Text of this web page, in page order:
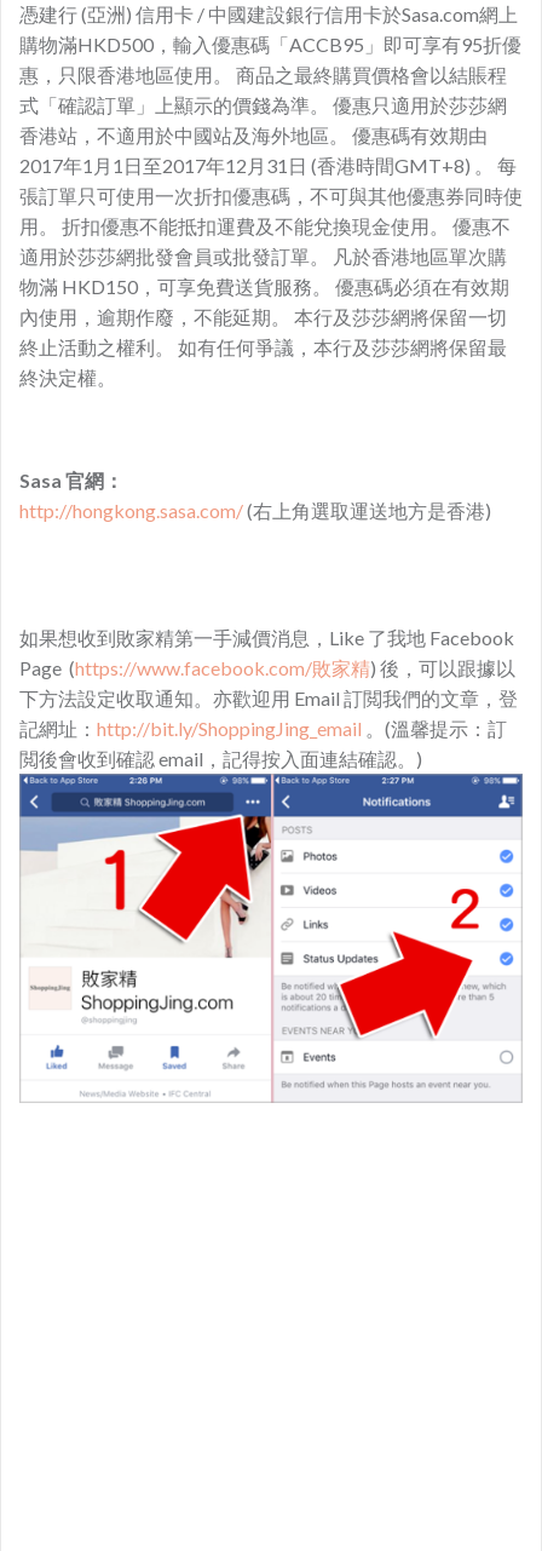
憑建行 (亞洲) 信用卡 / 中國建設銀行信用卡於Sasa.com網上
購物滿HKD500，輸入優惠碼「ACCB95」即可享有95折優
惠，只限香港地區使用。 商品之最終購買價格會以結賬程
式「確認訂單」上顯示的價錢為準。 優惠只適用於莎莎網
香港站，不適用於中國站及海外地區。 優惠碼有效期由
2017年1月1日至2017年12月31日 (香港時間GMT+8) 。 每
張訂單只可使用一次折扣優惠碼，不可與其他優惠券同時使
用。 折扣優惠不能抵扣運費及不能兌換現金使用。 優惠不
適用於莎莎網批發會員或批發訂單。 凡於香港地區單次購
物滿 HKD150，可享免費送貨服務。 優惠碼必須在有效期
內使用，逾期作廢，不能延期。 本行及莎莎網將保留一切
終止活動之權利。 如有任何爭議，本行及莎莎網將保留最
終決定權。
Sasa 官網：
http://hongkong.sasa.com/(右上角選取運送地方是香港)
如果想收到敗家精第一手減價消息，Like 了我地 Facebook
Page (https://www.facebook.com/敗家精) 後，可以跟據以
下方法設定收取通知。亦歡迎用 Email 訂閲我們的文章，登
記網址： http://bit.ly/ShoppingJing_email 。(溫馨提示：訂
閲後會收到確認 email，記得按入面連結確認。)